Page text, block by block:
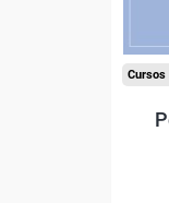
Cursos